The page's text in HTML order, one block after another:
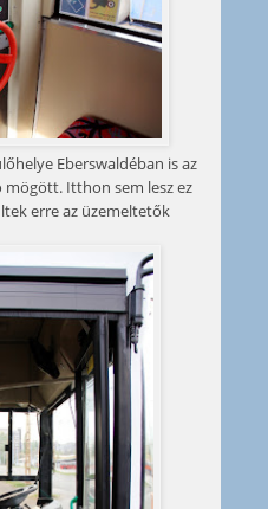
Eberswaldéban is az
mögött. Itthon sem lesz ez
erre az üzemeltetők